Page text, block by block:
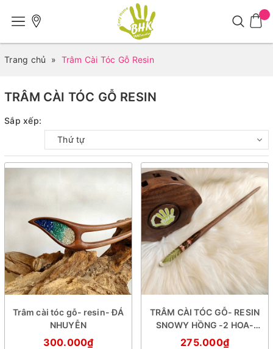
Trang chủ » Trâm Cài Tóc Gỗ Resin
TRÂM CÀI TÓC GỖ RESIN
Sắp xếp:
Thứ tự
Trâm cài tóc gỗ- resin- ĐÁ
NHUYỄN
300.000₫
TRÂM CÀI TÓC GỖ- RESIN
SNOWY HỒNG -2 HOA-
DƯƠNG SỈ
275.000₫